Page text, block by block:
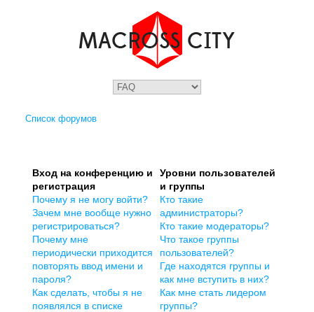
Список форумов
Вход на конференцию и
регистрация
Почему я не могу войти?
Зачем мне вообще нужно
регистрироваться?
Почему мне
периодически приходится
повторять ввод имени и
пароля?
Как сделать, чтобы я не
появлялся в списке
Уровни пользователей
и группы
Кто такие
администраторы?
Кто такие модераторы?
Что такое группы
пользователей?
Где находятся группы и
как мне вступить в них?
Как мне стать лидером
группы?